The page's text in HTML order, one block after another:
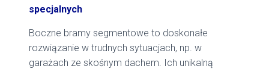
specjalnych
Boczne bramy segmentowe to doskonałe
rozwiązanie w trudnych sytuacjach, np. w
garażach ze skośnym dachem. Ich unikalną